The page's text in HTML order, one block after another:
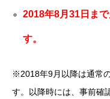
2018年8月31日ま
す。
※2018年9月以降は通常
す。以降時には、事前確